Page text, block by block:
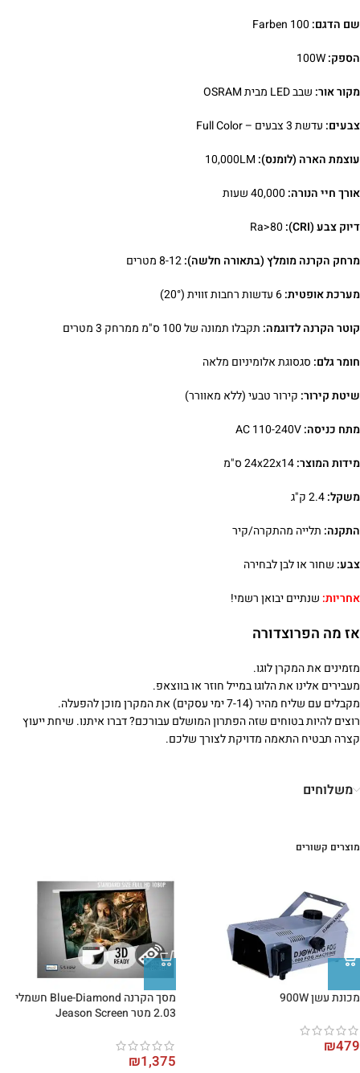
שם הדגם:
הספק:
מקור אור: שבב LED מבית OSRAM
צבעים: עדשת 3 צבעים – Full Color
עוצמת הארה (לומנס):
אורך חיי הנורה:
דיוק צבע (CRI):
מרחק הקרנה מומלץ (בתאורה חלשה):
מערכת אופטית:
קוטר הקרנה לדוגמה: תקבלו תמונה של 100 ס"מ ממרחק 3 מטרים
חומר גלם: סגסוגת אלומיניום מלאה
שיטת קירור: קירור טבעי (ללא מאוורר)
מתח כניסה:
מידות המוצר:
משקל:
התקנה: תלייה מהתקרה/קיר
צבע: שחור או לבן לבחירה
אחריות: שנתיים יבואן רשמי!
אז מה הפרוצדורה
מזמינים את המקרן לוגו.
מעבירים אלינו את הלוגו במייל חוזר או בווצאפ.
מקבלים עם שליח מהיר (7-14 ימי עסקים) את המקרן מוכן להפעלה.
רוצים להיות בטוחים שזה הפתרון המושלם עבורכם? דברו איתנו. שיחת ייעוץ
קצרה תבטיח התאמה מדויקת לצורך שלכם.
משלוחים
מוצרים קשורים
מכונת עשן 900W
₪479
מסך הקרנה Blue-Diamond חשמלי
2.03 מטר Jeason Screen
₪1,375